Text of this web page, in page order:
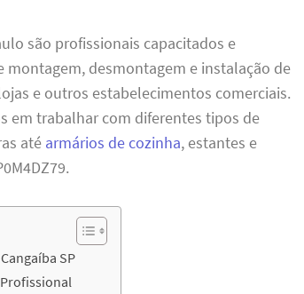
são profissionais capacitados e
montagem, desmontagem e instalação de
e outros estabelecimentos comerciais.
em trabalhar com diferentes tipos de
até armários de cozinha, estantes e
SP